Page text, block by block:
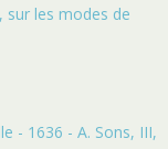
les modes de
- 1636 - A. Sons, III,